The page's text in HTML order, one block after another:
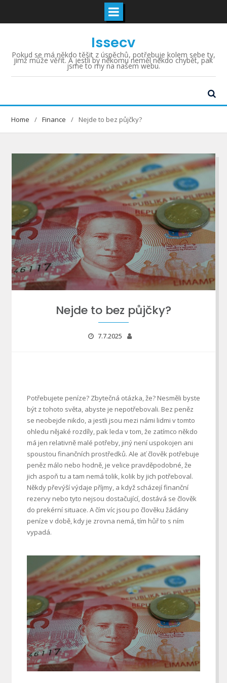
content
Issecv
Pokud se má někdo těšit z úspěchů, potřebuje kolem sebe ty,
jimž může věřit. A jestli by někomu neměl někdo chybět, pak
jsme to my na našem webu.
Home Finance Nejde to bez půjčky?
Nejde to bez půjčky?
7.7.2025
Potřebujete peníze? Zbytečná otázka, že? Nesměli byste
být z tohoto světa, abyste je nepotřebovali. Bez peněz
se neobejde nikdo, a jestli jsou mezi námi lidmi v tomto
ohledu nějaké rozdíly, pak leda v tom, že zatímco někdo
má jen relativně malé potřeby, jiný není uspokojen ani
spoustou finančních prostředků. Ale ať člověk potřebuje
peněz málo nebo hodně, je velice pravděpodobné, že
jich aspoň tu a tam nemá tolik, kolik by jich potřeboval.
Někdy převýší výdaje příjmy, a když scházejí finanční
rezervy nebo tyto nejsou dostačující, dostává se člověk
do prekérní situace. A čím víc jsou po člověku žádány
peníze v době, kdy je zrovna nemá, tím hůř to s ním
vypadá.